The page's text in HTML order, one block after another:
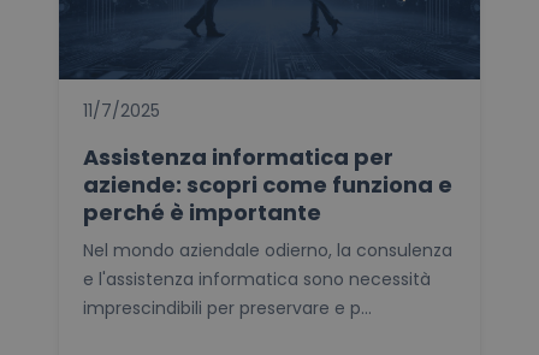
11/7/2025
Assistenza informatica per
aziende: scopri come funziona e
perché è importante
Nel mondo aziendale odierno, la consulenza
e l'assistenza informatica sono necessità
imprescindibili per preservare e p...